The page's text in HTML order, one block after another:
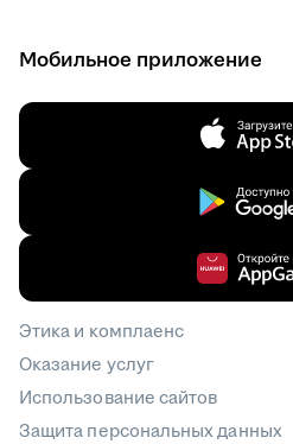
Мобильное приложение
Этика и комплаенс
Оказание услуг
Использование сайтов
Защита персональных данных